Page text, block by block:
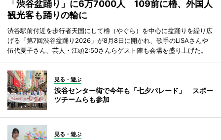
「渋谷盆踊り」に6万7000人 109前に櫓、外国人
観光客も踊りの輪に
渋谷駅前付近を歩行者天国にして櫓（やぐら）を中心に盆踊りを繰り広
げる「第7回渋谷盆踊り2026」が8月8日に開かれ、歌手のLiSAさんや
伍代夏子さん、芸人・江頭2:50さんらゲスト陣も会場を盛り上げた。
見る・遊ぶ
渋谷センター街で今年も「七夕パレード」 スポー
ツチームらも参加
見る・遊ぶ